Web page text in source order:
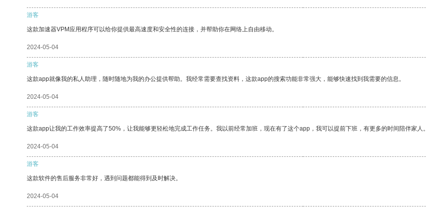
游客
这款加速器VPM应用程序可以给你提供最高速度和安全性的连接，并帮助你在网络上自由移动。
2024-05-04
游客
这款app就像我的私人助理，随时随地为我的办公提供帮助。我经常需要查找资料，这款app的搜索功能非常强大，能够快速找到我需要的信息。
2024-05-04
游客
这款app让我的工作效率提高了50%，让我能够更轻松地完成工作任务。我以前经常加班，现在有了这个app，我可以提前下班，有更多的时间陪伴家人。
2024-05-04
游客
这款软件的售后服务非常好，遇到问题都能得到及时解决。
2024-05-04